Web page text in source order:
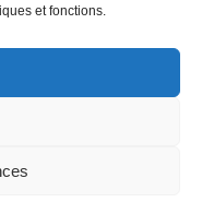
et fonctions.